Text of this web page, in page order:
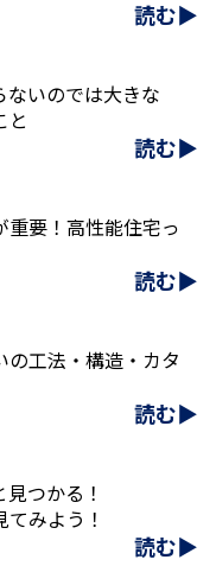
読む▶
いのでは大きな
と
読む▶
要！高性能住宅っ
読む▶
の工法・構造・カタ
読む▶
つかる！
みよう！
読む▶